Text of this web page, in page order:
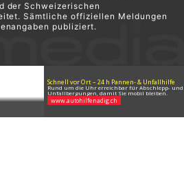
der Schweizerischen
Sämtliche offiziellen Meldungen
publiziert.